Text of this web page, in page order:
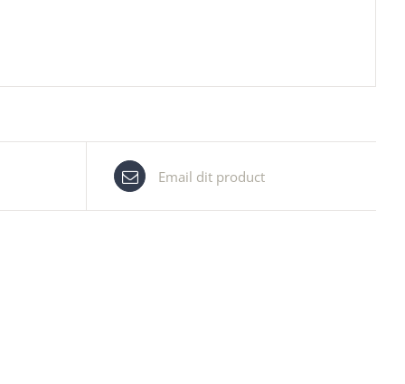
Email dit product